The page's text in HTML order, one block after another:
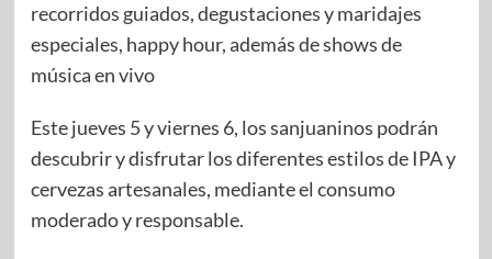
recorridos guiados, degustaciones y maridajes
especiales, happy hour, además de shows de
música en vivo
Este jueves 5 y viernes 6, los sanjuaninos podrán
descubrir y disfrutar los diferentes estilos de IPA y
cervezas artesanales, mediante el consumo
moderado y responsable.